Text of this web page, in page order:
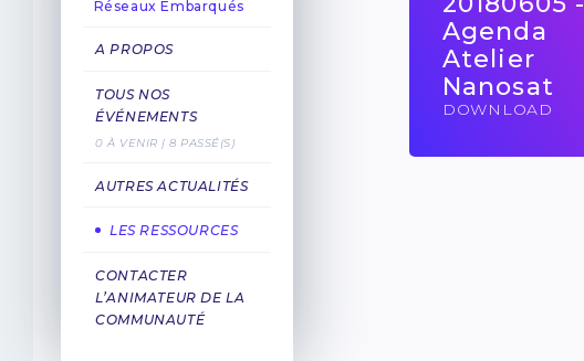
Réseaux Embarqués
A PROPOS
TOUS NOS
ÉVÉNEMENTS
0 À VENIR | 8 PASSÉ(S)
AUTRES ACTUALITÉS
LES RESSOURCES
CONTACTER
L’ANIMATEUR DE LA
COMMUNAUTÉ
Agenda
Atelier
Nanosat
DOWNLOAD